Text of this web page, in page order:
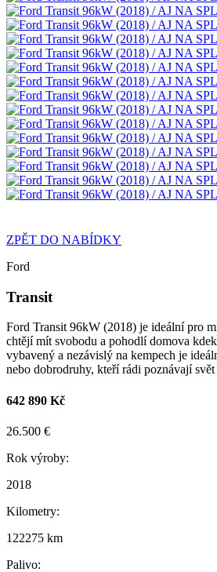
ZPĚT DO NABÍDKY
Ford
Transit
Ford Transit 96kW (2018) je ideální pro
chtějí mít svobodu a pohodlí domova
vybavený a nezávislý na kempech je
nebo dobrodruhy, kteří rádi poznávají
642 890 Kč
26.500 €
Rok výroby:
2018
Kilometry:
122275 km
Palivo: